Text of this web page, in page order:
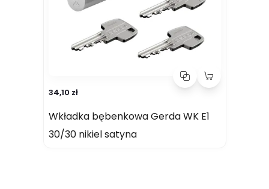
34,10 zł
Wkładka bębenkowa Gerda WK E1
30/30 nikiel satyna